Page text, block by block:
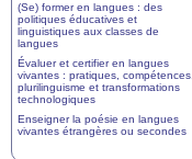
(Se) former en langues : des
politiques éducatives et
linguistiques aux classes de
langues
Évaluer et certifier en langues
vivantes : pratiques, compétences,
plurilinguisme et transformations
technologiques
Enseigner la poésie en langues
vivantes étrangères ou secondes